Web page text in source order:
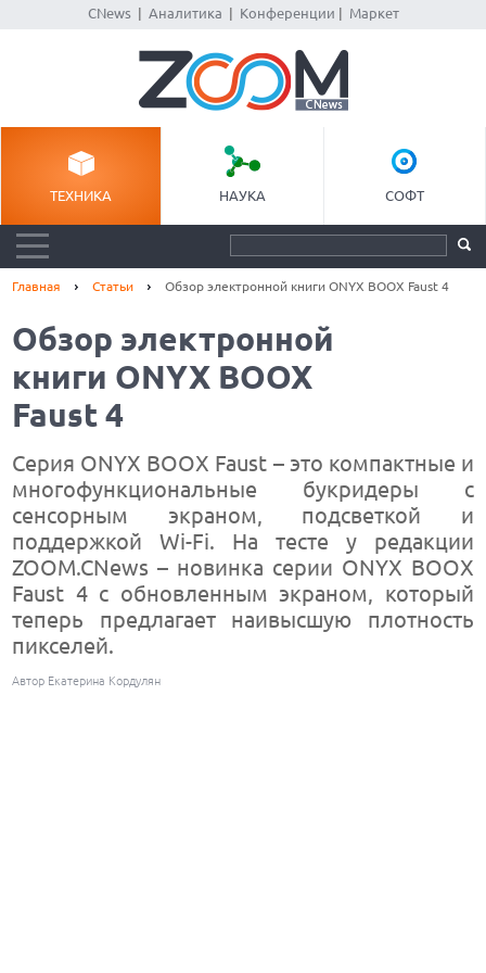
CNews| Аналитика Конференции Маркет
ТЕХНИКА НАУКА СОФТ
Главная Статьи Обзор электронной книги ONYX BOOX Faust 4
Обзор электронной
книги ONYX BOOX
Faust 4
Серия ONYX BOOX Faust – это компактные и
многофункциональные букридеры с
сенсорным экраном, подсветкой и
поддержкой Wi-Fi. На тесте у редакции
ZOOM.CNews – новинка серии ONYX BOOX
Faust 4 с обновленным экраном, который
теперь предлагает наивысшую плотность
пикселей.
Автор Екатерина Кордулян